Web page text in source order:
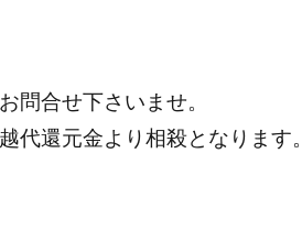
問合せ下さいませ。
還元金より相殺となります。